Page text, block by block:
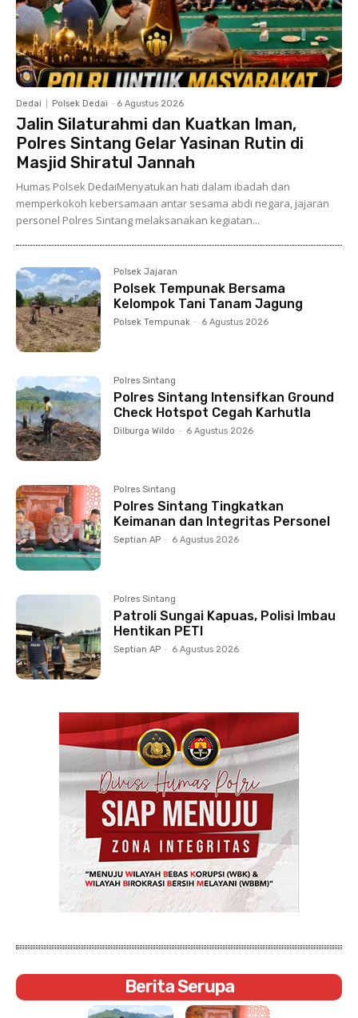
Dedai Polsek Dedai - 6 Agustus 2026
Jalin Silaturahmi dan Kuatkan Iman,
Polres Sintang Gelar Yasinan Rutin di
Masjid Shiratul Jannah
Humas Polsek DedaiMenyatukan hati dalam ibadah dan
memperkokoh kebersamaan antar sesama abdi negara, jajaran
personel Polres Sintang melaksanakan kegiatan...
Polsek Jajaran
Polsek Tempunak Bersama
Kelompok Tani Tanam Jagung
Polsek Tempunak - 6 Agustus 2026
Polres Sintang
Polres Sintang Intensifkan Ground
Check Hotspot Cegah Karhutla
Dilburga Wildo - 6 Agustus 2026
Polres Sintang
Polres Sintang Tingkatkan
Keimanan dan Integritas Personel
Septian AP - 6 Agustus 2026
Polres Sintang
Patroli Sungai Kapuas, Polisi Imbau
Hentikan PETI
Septian AP - 6 Agustus 2026
Berita Serupa